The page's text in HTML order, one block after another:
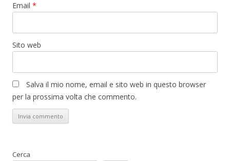
Email *
Sito web
Salva il mio nome, email e sito web in questo browser
per la prossima volta che commento.
Cerca